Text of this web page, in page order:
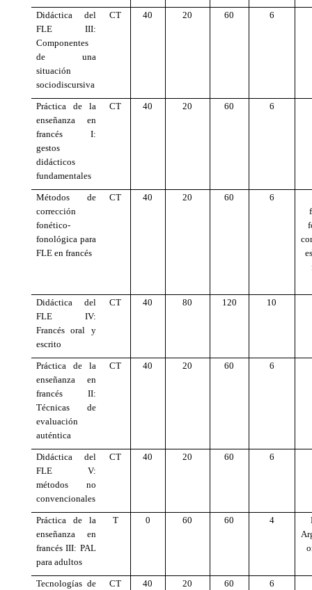
Didáctica del
FLE III:
Componentes
de una
situación
sociodiscursiva
CT 40 20 60 6
Práctica de la
enseñanza en
francés I:
gestos
didácticos
fundamentales
CT 40 20 60 6
Métodos de
corrección
fonético-
fonológica para
FLE en francés
CT 40 20 60
6
Didáctica del
FLE IV:
Francés oral y
escrito
CT 40 80 120 10
Práctica de la
enseñanza en
francés II:
Técnicas de
evaluación
auténtica
CT 40 20 60 6
Didáctica del
FLE V:
métodos no
convencionales
CT 40 20 60 6
Práctica de la
enseñanza en
francés III: PAL
para adultos
T 0 60 60 4
Tecnologías de
CT 40 20 60 6